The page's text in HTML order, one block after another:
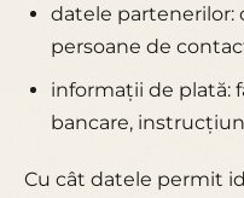
datele partenerilor:
persoane de
informații de plată:
bancare,
Cu cât datele permit